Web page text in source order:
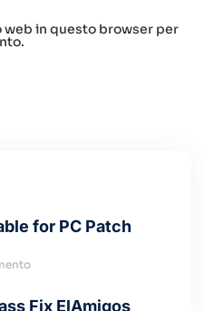
web in questo browser per
for PC Patch
Fix ElAmigos